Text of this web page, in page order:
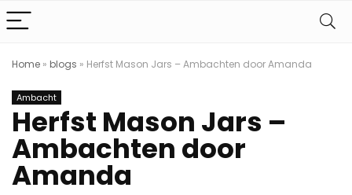
Home » blogs » Herfst Mason Jars – Ambachten door Amanda
Ambacht
Herfst Mason Jars –
Ambachten door
Amanda